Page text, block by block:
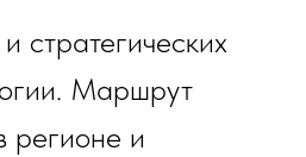
стратегических
Маршрут
регионе и